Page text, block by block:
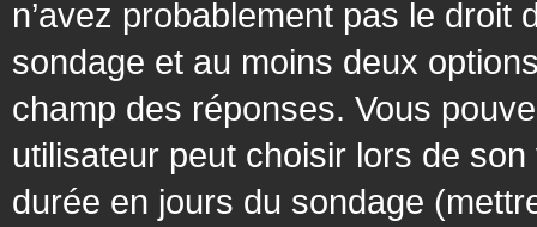
n’avez probablement pas le
sondage et au moins deux
champ des réponses. Vous
utilisateur peut choisir lors de
durée en jours du sondage